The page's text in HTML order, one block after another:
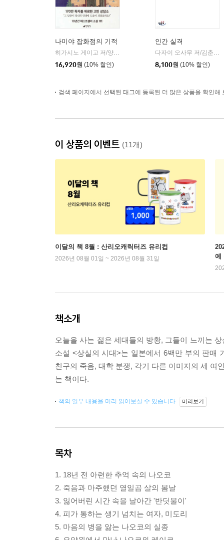
나미야 잡화점의 기적
히가시노 게이고 저/양윤옥 역
현대문학
16,920원 (10% 할인)
인간 실격
다자이 오사무 저/김춘미 역
8,100원 (10% 할인)
검색 페이지에서 선택된 태그에 등록된 더 많은 상품을 확인해
이 상품의 이벤트 (11개)
이달의 책 8월 : 산리오캐릭터즈 유리컵
2026년 08월 01일 ~ 2026년 08월 31일
예
책소개
오늘을 사는 젊은 세대들의 방황, 그들이 느끼는
소설 <상실의 시대>는 일본에서 6백만 부의 판매
친구의 죽음, 대학 분쟁, 각기 다른 이미지의 세 여
는 책이다.
책의 일부 내용을 미리 읽어보실 수 있습니다. 미리보기
목차
1. 18년 전 아련한 추억 속의 나오코
2. 죽음과 마주했던 열일곱 살의 봄날
3. 잃어버린 시간 속을 날아간 '반딧불이'
4. 피가 통하는 생기 넘치는 여자, 미도리
5. 마음의 병을 앓는 나오코의 실종